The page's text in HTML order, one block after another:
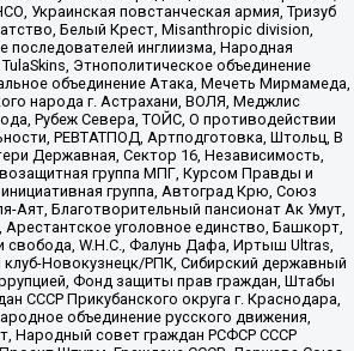
Украинская повстанческая армия, Тризуб
Белый Крест, Misanthropic division,
последователей инглиизма, Народная
Этнополитическое объединение
объединение Атака, Мечеть Мирмамеда,
народа г. Астрахани, ВОЛЯ, Меджлис
Рубеж Севера, ТОЙС, О противодействии
РЕВТАТПОД, Артподготовка, Штольц, В
Державная, Сектор 16, Независимость,
группа МПГ, Курсом Правды и
группа, Автоград Крю, Союз
Аят, Благотворительный пансионат Ак Умут,
Арестантское уголовное единство, Башкорт,
свобода, W.H.С., Фалунь Дафа, Иртыш Ultras,
клуб-Новокузнецк/РПК, Сибирский державный
Фонд защиты прав граждан, Штабы
СССР Прикубанского округа г. Краснодара,
объединение русского движения,
Народный совет граждан РСФСР СССР